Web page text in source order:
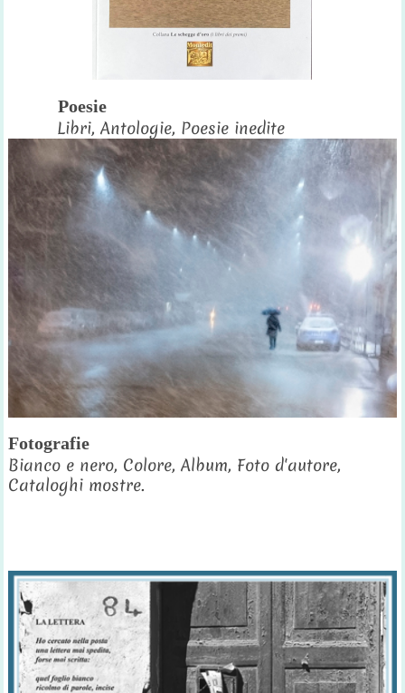
Poesie
Libri, Antologie, Poesie inedite
Fotografie
Bianco e nero, Colore, Album, Foto d'autore,
Cataloghi mostre.